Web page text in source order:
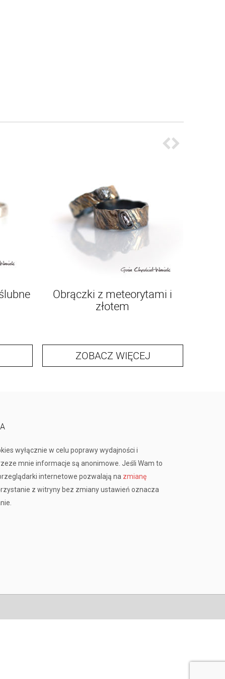
Obrączki z meteorytami i
złotem
ZOBACZ WIĘCEJ
wyłącznie w celu poprawy wydajności i
mnie informacje są anonimowe. Jeśli Wam to
internetowe pozwalają na zmianę
z witryny bez zmiany ustawień oznacza